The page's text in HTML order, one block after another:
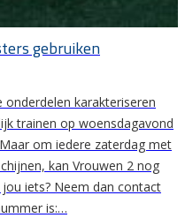
gebruiken
onderdelen karakteriseren
trainen op woensdagavond
om iedere zaterdag met
kan Vrouwen 2 nog
iets? Neem dan contact
is:…